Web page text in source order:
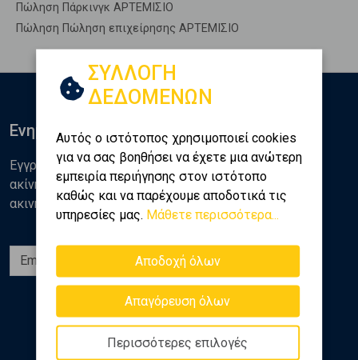
Πώληση Πάρκινγκ ΑΡΤΕΜΙΣΙΟ
Πώληση Πώληση επιχείρησης ΑΡΤΕΜΙΣΙΟ
ΣΥΛΛΟΓΗ
ΔΕΔΟΜΕΝΩΝ
Αυτός ο ιστότοπος χρησιμοποιεί cookies
για να σας βοηθήσει να έχετε μια ανώτερη
εμπειρία περιήγησης στον ιστότοπο
καθώς και να παρέχουμε αποδοτικά τις
υπηρεσίες μας. Μάθετε περισσότερα...
Αποδοχή όλων
Απαγόρευση όλων
Περισσότερες επιλογές
Ενημερωθείτε
Εγγραφείτε στο newsletter της Golden Home για νέα
ακίνητα, αναλύσεις και διάφορα θέματα της αγοράς
ακινήτων
Εγγραφή
Ακολουθήστε μας